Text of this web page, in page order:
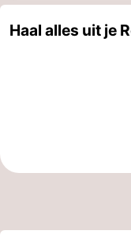
Reisboekenwinkel
Haal alles uit je